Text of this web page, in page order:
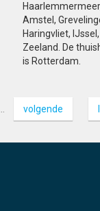
Amstel,
Haringvliet,
Zeeland. De
is Rotterdam.
volgende